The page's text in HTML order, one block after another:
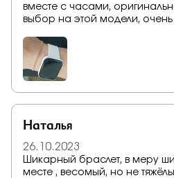
вместе с часами,
выбор на этой модели,
Наталья
26.10.2023
Шикарный браслет, в меру
месте , весомый, но не